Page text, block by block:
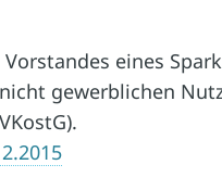
eines
gewerblichen